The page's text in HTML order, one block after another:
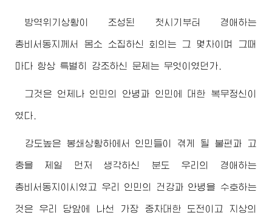
방역위기상황이 조성된 첫시기부터 경애하는
총비서동지 께서 몸소 소집하신 회의는 그 몇차이며 그때
마다 항상 특별히 강조하신 문제는 무엇이였던가.
그것은 언제나 인민의 안녕과 인민에 대한 복무정신이
였다.
강도높은 봉쇄상황하에서 인민들이 겪게 될 불편과 고
충을 제일 먼저 생각하신 분도 우리의 경애하는
총비서동지 이시였고 우리 인민의 건강과 안녕을 수호하는
것은 우리 당앞에 나선 가장 중차대한 도전이고 지상의